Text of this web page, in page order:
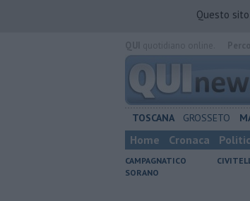
Questo
TOSCANA GROSSETO
Home Cronaca
CAMPAGNATICO
SORANO